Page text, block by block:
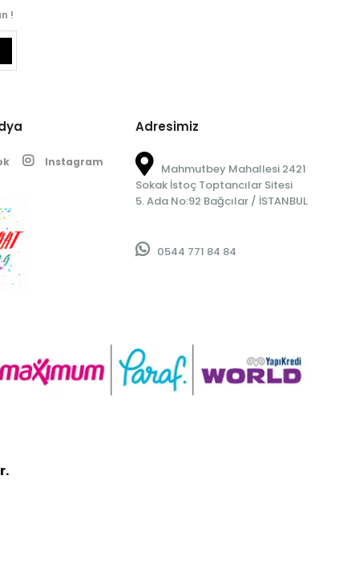
!
Instagram
Adresimiz
Mahmutbey Mahallesi 2421
Sokak İstoç Toptancılar Sitesi
5. Ada No:92 Bağcılar / İSTANBUL
0544 771 84 84